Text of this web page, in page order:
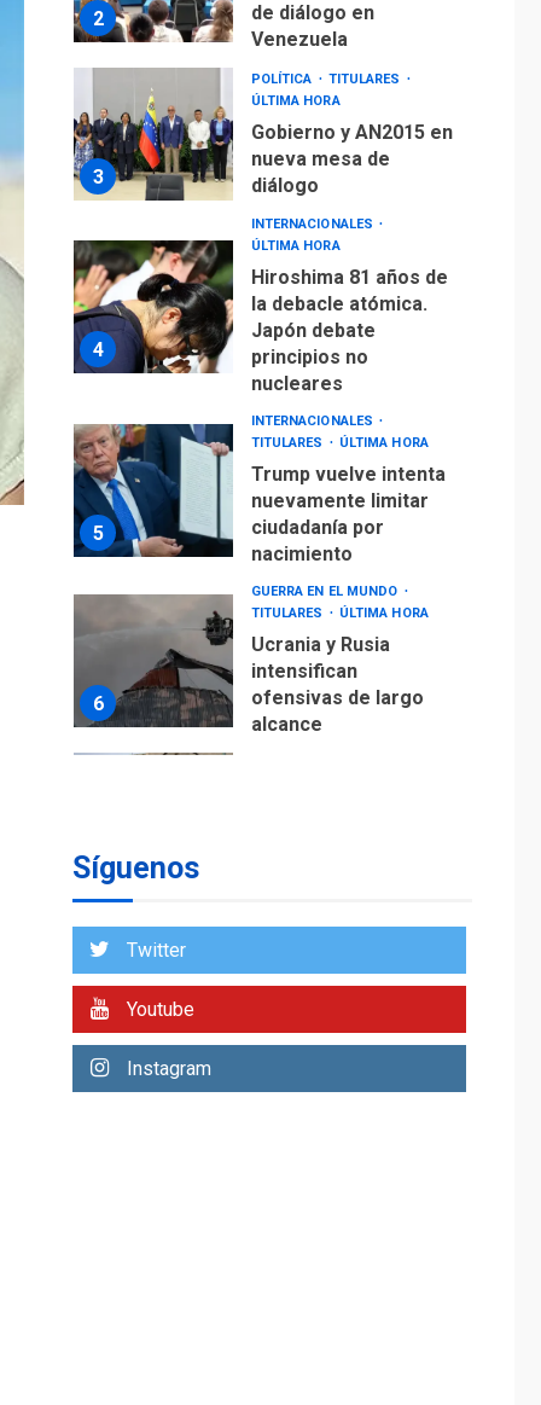
2
de diálogo en
Venezuela
3
POLÍTICA
TITULARES
ÚLTIMA HORA
Gobierno y AN2015 en
nueva mesa de
diálogo
4
INTERNACIONALES
ÚLTIMA HORA
Hiroshima 81 años de
la debacle atómica.
Japón debate
principios no
nucleares
5
INTERNACIONALES
TITULARES
ÚLTIMA HORA
Trump vuelve intenta
nuevamente limitar
ciudadanía por
nacimiento
6
GUERRA EN EL MUNDO
TITULARES
ÚLTIMA HORA
Ucrania y Rusia
intensifican
ofensivas de largo
alcance
7
1
TITULARES
ÚLTIMA HORA
asumirá Presidencia
fuera de Bogotá
Síguenos
Twitter
Youtube
Instagram